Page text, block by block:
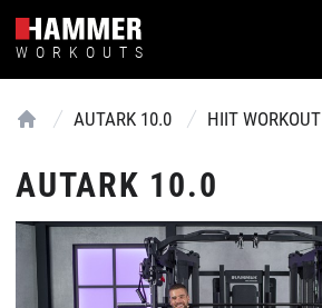
WORKOUTS
AUTARK 10.0 HIIT WORKOUT
AUTARK 10.0